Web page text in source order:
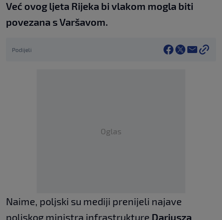
Već ovog ljeta Rijeka bi vlakom mogla biti
povezana s Varšavom.
Podijeli
Oglas
Naime, poljski su mediji prenijeli najave
poljskog ministra infrastrukture Dariusza